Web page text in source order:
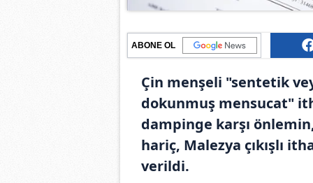
ABONE OL
Çin menşeli "sentetik
dokunmuş mensucat"
dampinge karşı
hariç, Malezya çıkışlı
verildi.